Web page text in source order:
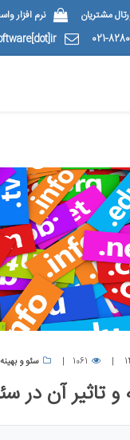
مشتریان
نرم افزار
021-
1061 سئو و
و تاثیر آن در